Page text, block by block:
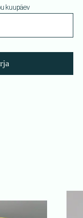
kuupäev